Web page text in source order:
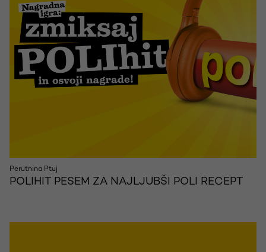
Perutnina Ptuj
POLIHIT PESEM ZA NAJLJUBŠI POLI RECEPT